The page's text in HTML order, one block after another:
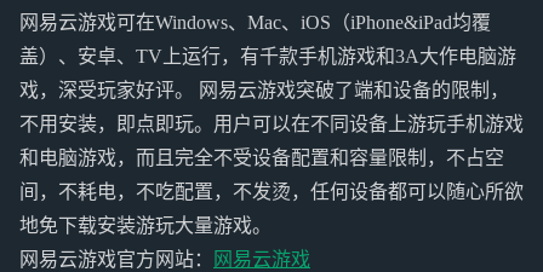
网易云游戏可在Windows、Mac、iOS（iPhone&iPad均覆
盖）、安卓、TV上运行，有千款手机游戏和3A大作电脑游
戏，深受玩家好评。 网易云游戏突破了端和设备的限制，
不用安装，即点即玩。用户可以在不同设备上游玩手机游戏
和电脑游戏，而且完全不受设备配置和容量限制，不占空
间，不耗电，不吃配置，不发烫，任何设备都可以随心所欲
地免下载安装游玩大量游戏。
网易云游戏官方网站：
网易云游戏